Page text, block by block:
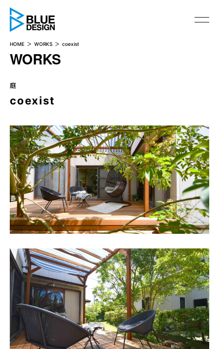
HOME WORKS coexist
WORKS
庭
coexist